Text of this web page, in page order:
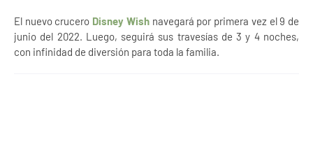
El nuevo crucero Disney Wishnavegará por primera vez el 9 de
junio del 2022. Luego, seguirá sus travesías de 3 y 4 noches,
con infinidad de diversión para toda la familia.